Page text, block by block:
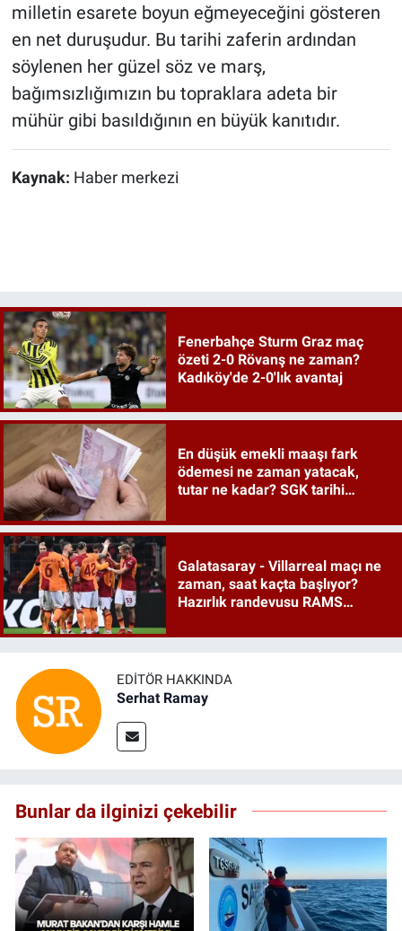
milletin esarete boyun eğmeyeceğini gösteren
en net duruşudur. Bu tarihi zaferin ardından
söylenen her güzel söz ve marş,
bağımsızlığımızın bu topraklara adeta bir
mühür gibi basıldığının en büyük kanıtıdır.
Kaynak: Haber merkezi
Fenerbahçe Sturm Graz maç
özeti 2-0 Rövanş ne zaman?
Kadıköy'de 2-0'lık avantaj
En düşük emekli maaşı fark
ödemesi ne zaman yatacak,
tutar ne kadar? SGK tarihi
Galatasaray - Villarreal maçı ne
zaman, saat kaçta başlıyor?
Hazırlık randevusu RAMS
EDITÖR HAKKINDA
Serhat Ramay
Bunlar da ilginizi çekebilir